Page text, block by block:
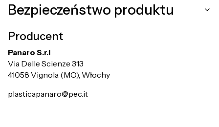
Bezpieczeństwo produktu
Producent
Panaro S.r.l
Via Delle Scienze 313
41058 Vignola (MO), Włochy
plasticapanaro@pec.it